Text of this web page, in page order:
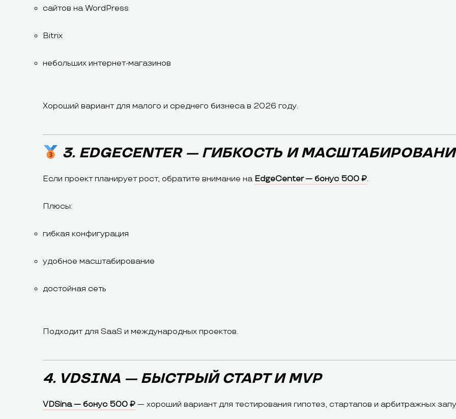
сайтов на WordPress
Bitrix
небольших интернет-магазинов
Хороший вариант для малого и среднего бизнеса в 2026 году.
3. EDGECENTER — ГИБКОСТЬ И
Если проект планирует рост, обратите внимание на EdgeCenter — бонус 500 ₽.
Плюсы:
гибкая конфигурация
удобное масштабирование
достойная сеть
Подходит для SaaS и международных проектов.
4. VDSINA — БЫСТРЫЙ СТАРТ И MVP
VDSina — бонус 500 ₽ — хороший вариант для тестирования гипотез, стартапов и арбитражных